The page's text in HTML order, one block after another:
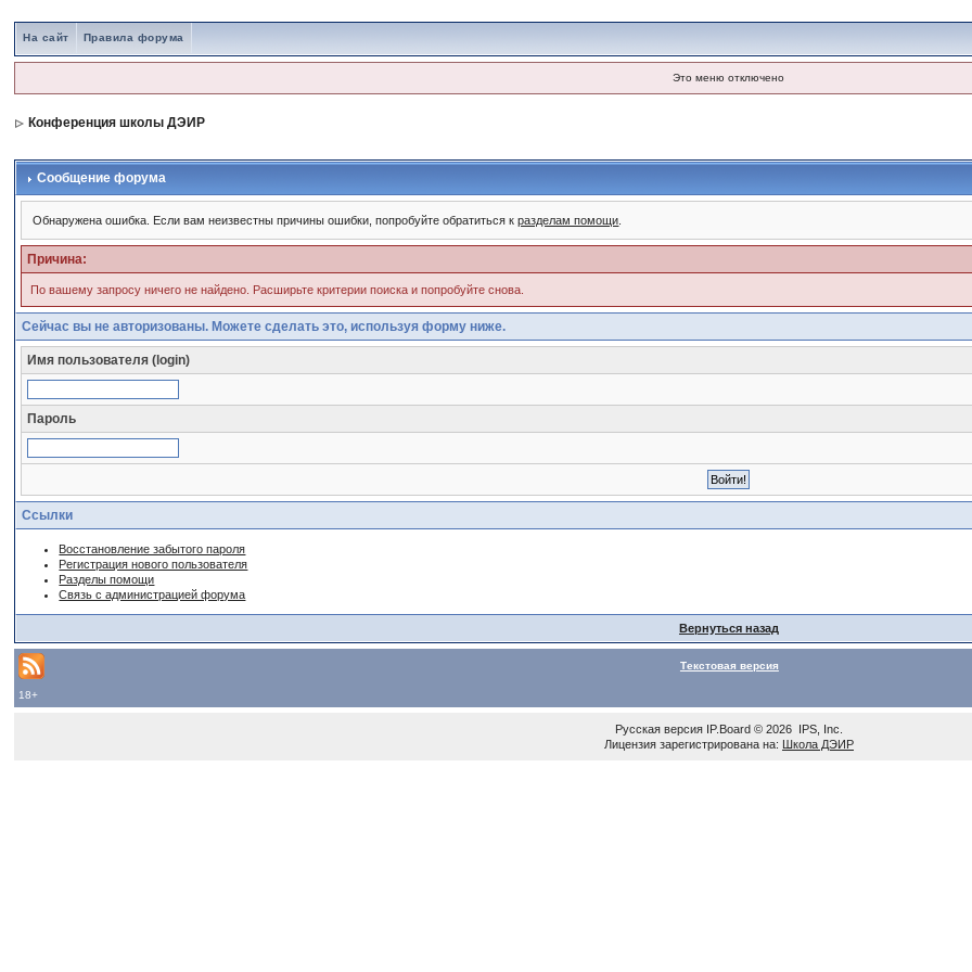
На сайт Правила форума
Это меню отключено
Конференция школы ДЭИР
Сообщение форума
Обнаружена ошибка. Если вам неизвестны причины ошибки, попробуйте обратиться кразделам помощи
Причина:
По вашему запросу ничего не найдено. Расширьте критерии поиска и попробуйте снова.
Сейчас вы не авторизованы. Можете сделать это, используя форму ниже.
Имя пользователя (login)
Пароль
Ссылки
Восстановление забытого пароля
Регистрация нового пользователя
Разделы помощи
Связь с администрацией форума
Вернуться назад
Текстовая версия
18+
Русская версия IP.Board© 2026 IPS, Inc
Лицензия зарегистрирована на: Школа ДЭИР